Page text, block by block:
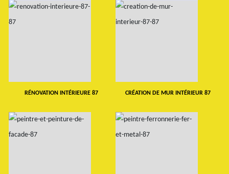
RÉNOVATION INTÉRIEURE 87 CRÉATION DE MUR INTÉRIEUR 87